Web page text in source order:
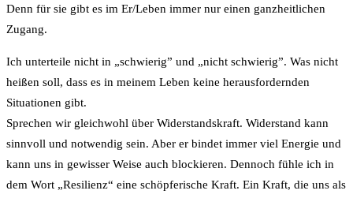
Denn für sie gibt es im Er/Leben immer nur einen ganzheitlichen
Zugang.
Ich unterteile nicht in „schwierig” und „nicht schwierig”. Was nicht
heißen soll, dass es in meinem Leben keine herausfordernden
Situationen gibt.
Sprechen wir gleichwohl über Widerstandskraft. Widerstand kann
sinnvoll und notwendig sein. Aber er bindet immer viel Energie und
kann uns in gewisser Weise auch blockieren. Dennoch fühle ich in
dem Wort „Resilienz“ eine schöpferische Kraft. Ein Kraft, die uns als